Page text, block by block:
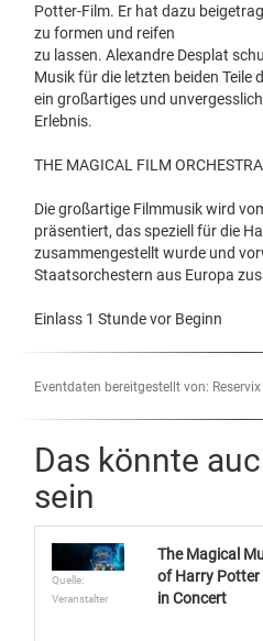
Potter-Film. Er hat dazu
zu formen und reifen
zu lassen. Alexandre Desplat
Musik für die letzten beiden Teile
ein großartiges und
Erlebnis.
THE MAGICAL FILM ORCHESTRA
Die großartige Filmmusik wird
präsentiert, das speziell für die
zusammengestellt wurde und
Staatsorchestern aus Europa
Einlass 1 Stunde vor Beginn
Eventdaten bereitgestellt von: Reservix
Das könnte
sein
Quelle:
Veranstalter
The Magical
of Harry Potter
in Concert